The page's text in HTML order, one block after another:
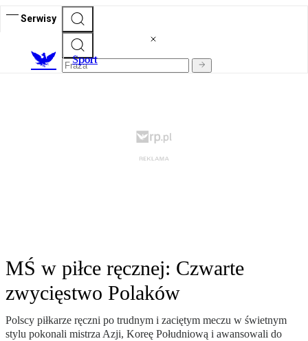
Serwisy
Sport
MŚ w piłce ręcznej: Czwarte
zwycięstwo Polaków
Polscy piłkarze ręczni po trudnym i zaciętym meczu w świetnym
stylu pokonali mistrza Azji, Koreę Południową i awansowali do